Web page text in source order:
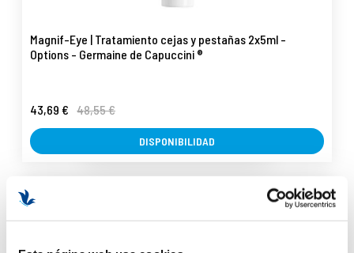
Magnif-Eye | Tratamiento cejas y pestañas 2x5ml -
Options - Germaine de Capuccini ®
43,69 € 48,55 €
DISPONIBILIDAD
-7%